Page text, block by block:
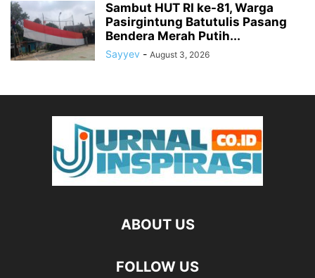
Sambut HUT RI ke-81, Warga
Pasirgintung Batutulis Pasang
Bendera Merah Putih...
Sayyev - August 3, 2026
ABOUT US
FOLLOW US